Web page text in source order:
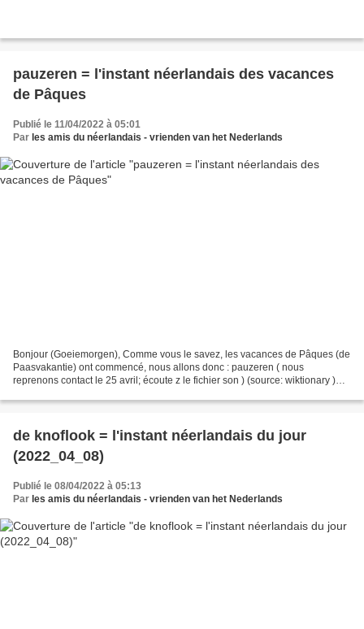
pauzeren = l'instant néerlandais des vacances
de Pâques
Publié le 11/04/2022 à 05:01
Par les amis du néerlandais - vrienden van het Nederlands
Bonjour (Goeiemorgen), Comme vous le savez, les vacances de Pâques (de
Paasvakantie) ont commencé, nous allons donc : pauzeren ( nous
reprenons contact le 25 avril; écoute z le fichier son ) (source: wiktionary )
de knoflook = l'instant néerlandais du jour
(2022_04_08)
Publié le 08/04/2022 à 05:13
Par les amis du néerlandais - vrienden van het Nederlands